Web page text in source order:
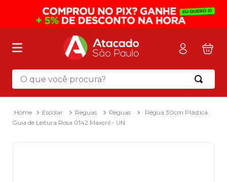
O que você procura?
Escolar Reguas Réguas
Régua 30cm Plástica
Guia de Leitura Rosa 0142 Maxcril - UN
Termos mais buscados
mochila
2 º sacola
3º mala